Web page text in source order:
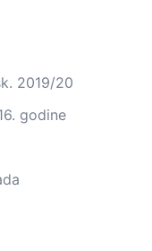
2019/20
godine